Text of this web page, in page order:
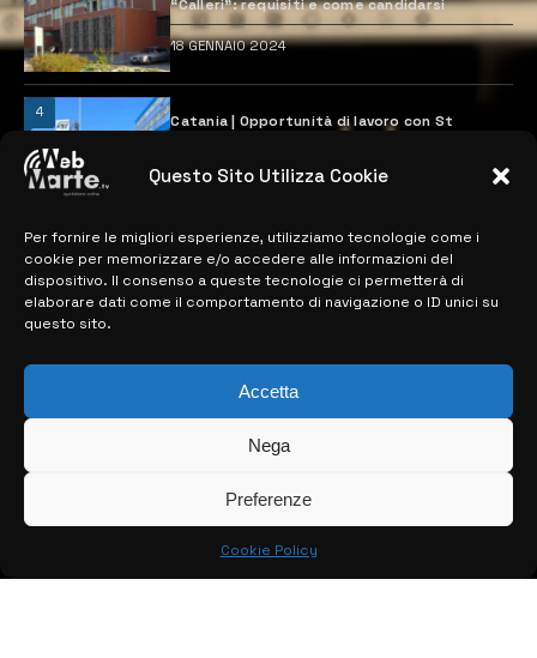
Questo Sito Utilizza Cookie
Per fornire le migliori esperienze, utilizziamo tecnologie come i
cookie per memorizzare e/o accedere alle informazioni del
dispositivo. Il consenso a queste tecnologie ci permetterà di
elaborare dati come il comportamento di navigazione o ID unici su
questo sito.
Accetta
Nega
Preferenze
Cookie Policy
“Calleri”: requisiti e come candidarsi
18 GENNAIO 2024
4
Catania | Opportunità di lavoro con St
28 MARZO 2024
MAPPA DEL SITO
> NOTIZIE
> CONTATTI